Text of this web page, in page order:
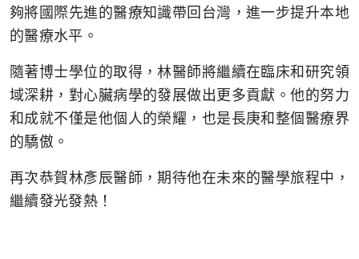
夠將國際先進的醫療知識帶回台灣，進一步提升本地
的醫療水平。
隨著博士學位的取得，林醫師將繼續在臨床和研究領
域深耕，對心臟病學的發展做出更多貢獻。他的努力
和成就不僅是他個人的榮耀，也是長庚和整個醫療界
的驕傲。
再次恭賀林彥辰醫師，期待他在未來的醫學旅程中，
繼續發光發熱！